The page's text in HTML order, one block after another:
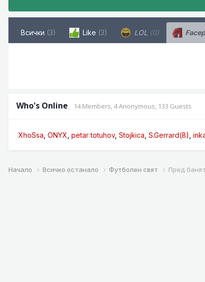
Всички (3) Like (3) LOL (0)
Who's Online 14 Members, 4 Anonymous, 133 Guests
XhoSsa ONYX petar totuhov Stojkica S.Gerrard(8)
Начало Всичко останало Футболен свят Пред